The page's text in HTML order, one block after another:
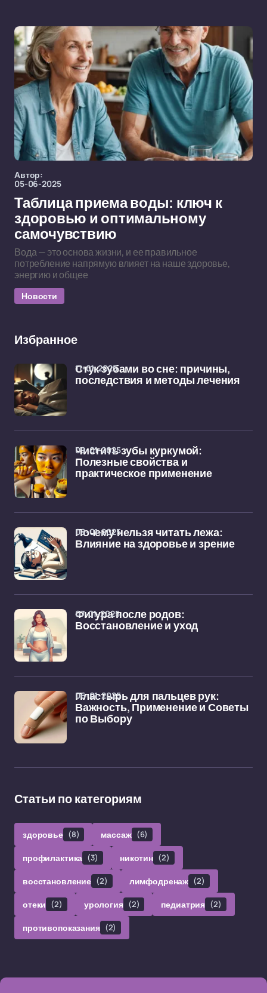
Автор:
05-06-2025
Таблица приема воды: ключ к
здоровью и оптимальному
самочувствию
Вода — это основа жизни, и ее правильное
потребление напрямую влияет на наше здоровье,
энергию и общее
Новости
Избранное
Стук зубами во сне: причины,
последствия и методы лечения
11-01-2025
Чистить зубы куркумой:
Полезные свойства и
практическое применение
09-01-2025
Почему нельзя читать лежа:
Влияние на здоровье и зрение
08-01-2025
Фигура после родов:
Восстановление и уход
07-01-2025
Пластырь для пальцев рук:
Важность, Применение и Советы
по Выбору
06-01-2025
Статьи по категориям
здоровье (8) массаж (6)
профилактика (3) никотин (2)
восстановление (2) лимфодренаж (2)
отеки (2) урология (2) педиатрия (2)
противопоказания (2)